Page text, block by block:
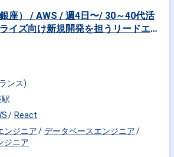
銀座） / AWS / 週4日〜/ 30～40代活
イズ向け新規開発を担うリードエン
す！
ンス)
React
ンジニア
データベースエンジニア
ジニア